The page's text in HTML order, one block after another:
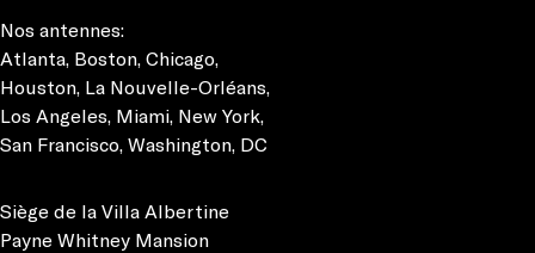
Nos antennes:
Atlanta, Boston, Chicago,
Houston, La Nouvelle-Orléans,
Los Angeles, Miami, New York,
San Francisco, Washington, DC
Siège de la Villa Albertine
Payne Whitney Mansion